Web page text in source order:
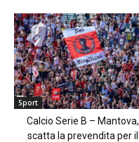
Sport
Calcio Serie B – Mantova,
scatta la prevendita per il